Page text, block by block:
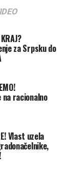
profit od
migracije i
u Španiji i
upada
sedmice u
za Srpsku do
racionalno
Vlast uzela